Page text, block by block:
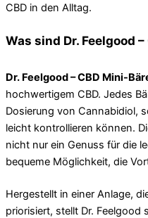
CBD in den Alltag.
Was sind Dr. Feelgood
Dr. Feelgood – CBD Mini-
hochwertigem CBD. Jedes
Dosierung von Cannabidiol,
leicht kontrollieren können.
nicht nur ein Genuss für die
bequeme Möglichkeit, die
Hergestellt in einer Anlage,
priorisiert, stellt Dr. Feelgood